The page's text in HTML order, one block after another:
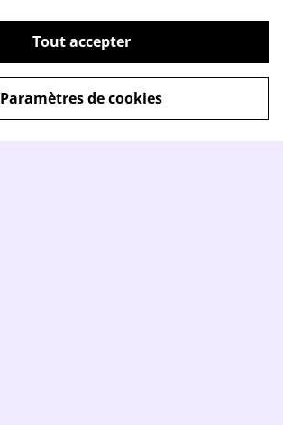
Tout accepter
Paramètres de cookies